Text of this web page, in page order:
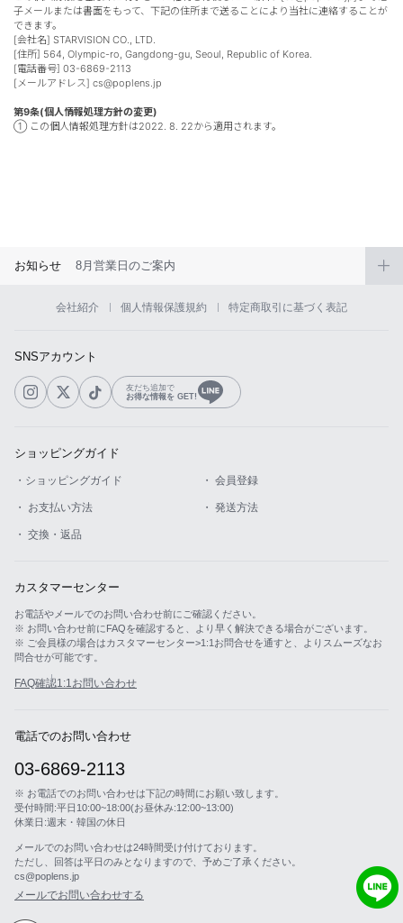
子メールまたは書面をもって、下記の住所まで送ることにより当社に連絡することが
できます。
[会社名] STARVISION CO., LTD.
[住所] 564, Olympic-ro, Gangdong-gu, Seoul, Republic of Korea.
[電話番号] 03-6869-2113
[メールアドレス] cs@poplens.jp
第9条(個人情報処理方針の変更)
① この個人情報処理方針は2022. 8. 22から適用されます。
お知らせ 8月営業日のご案内
会社紹介 個人情報保護規約 特定商取引に基づく表記
SNSアカウント
友だち追加で
お得な情報を GET!
ショッピングガイド
・ショッピングガイド ・ 会員登録
・ お支払い方法 ・ 発送方法
・ 交換・返品
カスタマーセンター
お電話やメールでのお問い合わせ前にご確認ください。
※ お問い合わせ前にFAQを確認すると、より早く解決できる場合がございます。
※ ご会員様の場合はカスタマーセンター>1:1お問合せを通すと、よりスムーズなお
問合せが可能です。
FAQ確認1:1お問い合わせ
電話でのお問い合わせ
03-6869-2113
※ お電話でのお問い合わせは下記の時間にお願い致します。
受付時間:平日10:00~18:00(お昼休み:12:00~13:00)
休業日:週末・韓国の休日
メールでのお問い合わせは24時間受け付けております。
ただし、回答は平日のみとなりますので、予めご了承ください。
cs@poplens.jp
メールでお問い合わせする